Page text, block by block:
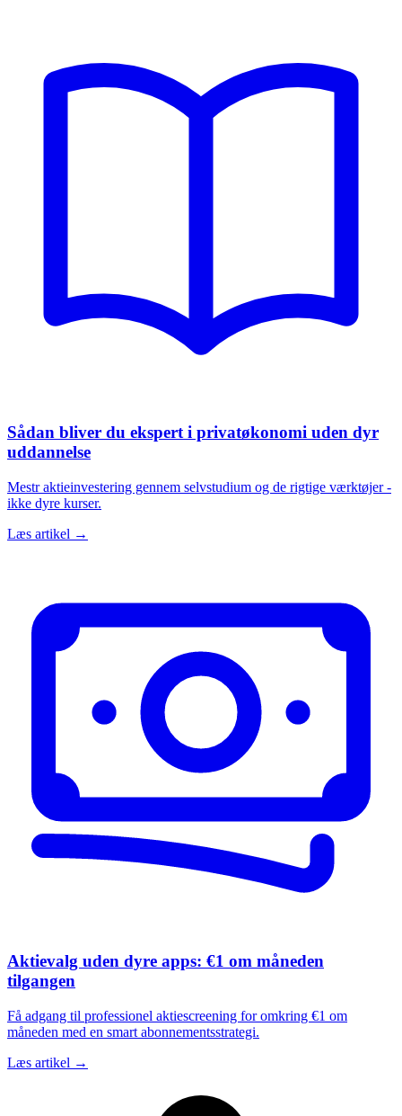
Sådan bliver du ekspert i privatøkonomi uden dyr
uddannelse
Mestr aktieinvestering gennem selvstudium og de rigtige værktøjer -
ikke dyre kurser.
Læs artikel →
Aktievalg uden dyre apps: €1 om måneden
tilgangen
Få adgang til professionel aktiescreening for omkring €1 om
måneden med en smart abonnementsstrategi.
Læs artikel →